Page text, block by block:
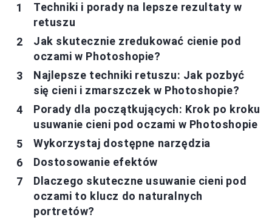
Techniki i porady na lepsze rezultaty w
retuszu
Jak skutecznie zredukować cienie pod
oczami w Photoshopie?
Najlepsze techniki retuszu: Jak pozbyć
się cieni i zmarszczek w Photoshopie?
Porady dla początkujących: Krok po kroku
usuwanie cieni pod oczami w Photoshopie
Wykorzystaj dostępne narzędzia
Dostosowanie efektów
Dlaczego skuteczne usuwanie cieni pod
oczami to klucz do naturalnych
portretów?